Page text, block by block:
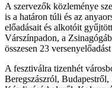
A szervezők közleménye
is a határon túli és az
előadásait és alkotóit
Várszínpadon, a
összesen 23
A fesztiválra tizenhét
Beregszászról,